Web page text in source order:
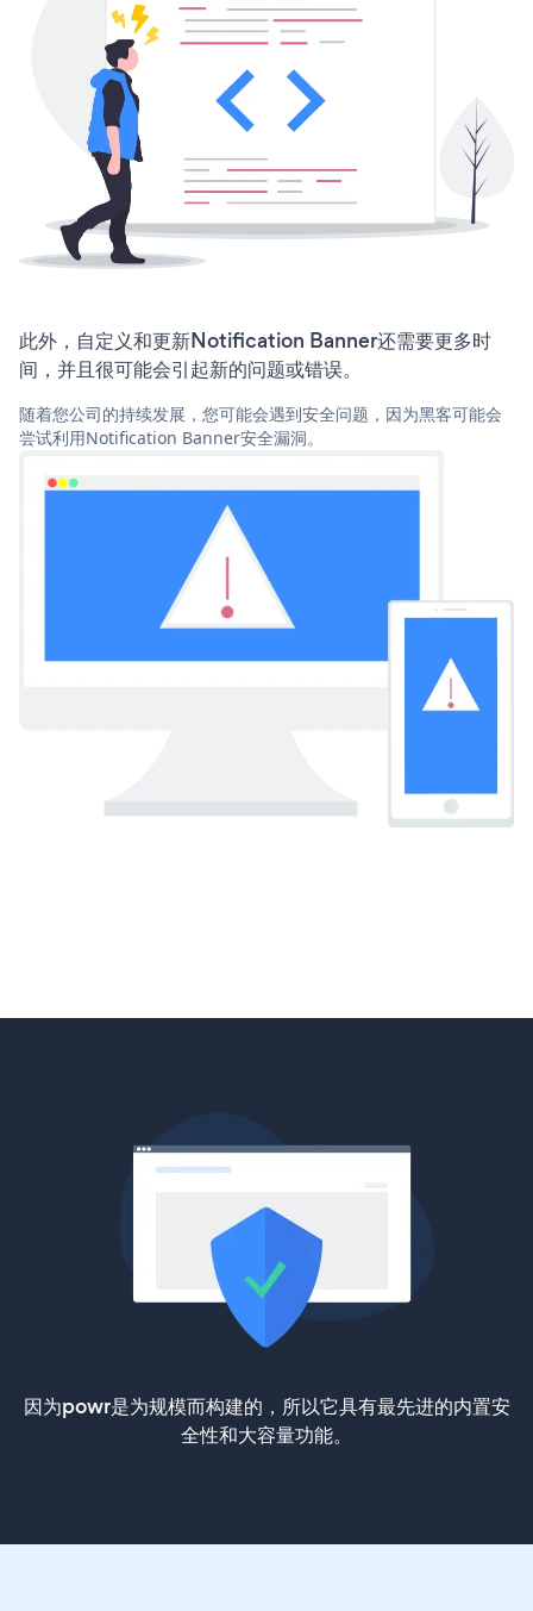
此外，自定义和更新Notification Banner还需要更多时
间，并且很可能会引起新的问题或错误。
随着您公司的持续发展，您可能会遇到安全问题，因为黑客可能会
尝试利用Notification Banner安全漏洞。
因为powr是为规模而构建的，所以它具有最先进的内置安
全性和大容量功能。